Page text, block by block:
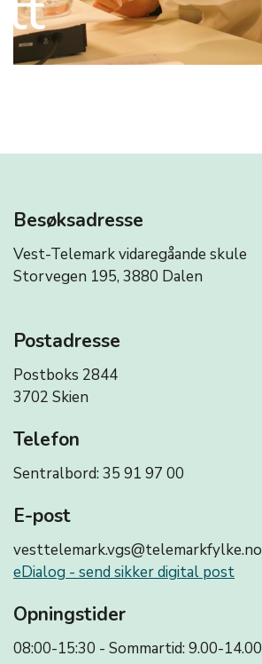
Besøksadresse
Vest-Telemark vidaregåande skule
Storvegen 195, 3880 Dalen
Postadresse
Postboks 2844
3702 Skien
Telefon
Sentralbord: 35 91 97 00
E-post
vesttelemark.vgs@telemarkfylke.no
eDialog - send sikker digital post
Opningstider
08:00-15:30 - Sommartid: 9.00-14.00